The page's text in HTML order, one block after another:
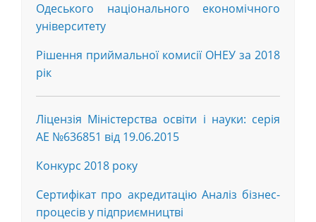
Одеського національного економічного
університету
Рішення приймальної комисії ОНЕУ за 2018
рік
Ліцензія Міністерства освіти і науки: серія
АЕ №636851 від 19.06.2015
Конкурс 2018 року
Сертифікат про акредитацію Аналіз бізнес-
процесів у підприємництві